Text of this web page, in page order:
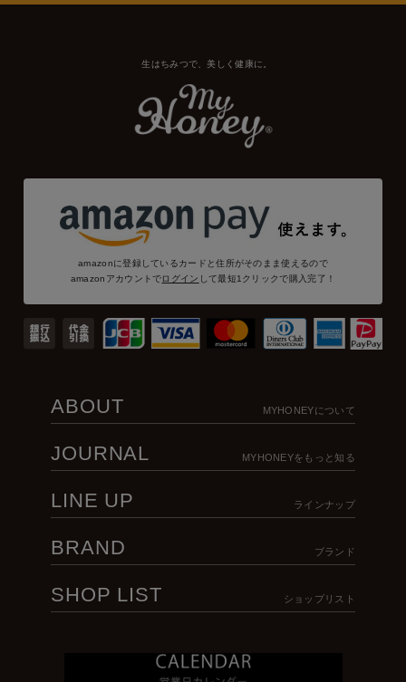
生はちみつで、美しく健康に。
amazonに登録しているカードと住所がそのまま使えるので
amazonアカウントでログイン して最短1クリックで購入完了！
ABOUT MYHONEYについて
JOURNAL MYHONEYをもっと知る
LINE UP ラインナップ
BRAND ブランド
SHOP LIST ショップリスト